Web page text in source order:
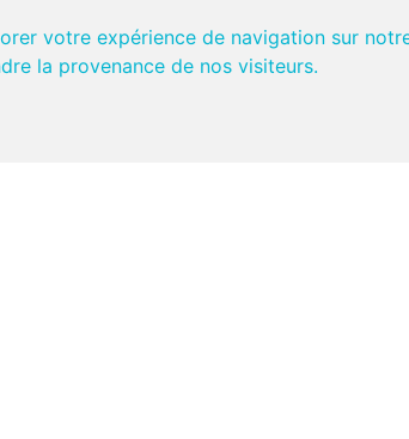
votre expérience de navigation sur
la provenance de nos visiteurs.